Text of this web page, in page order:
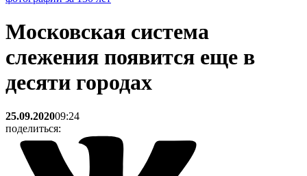
Московская система
слежения появится еще в
десяти городах
25.09.202009:24
поделиться: